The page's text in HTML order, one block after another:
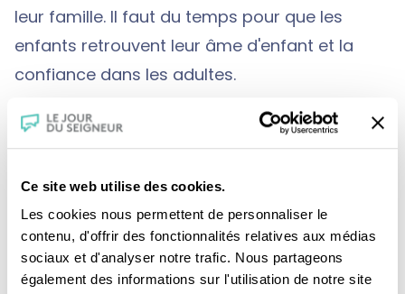
Ce site web utilise des cookies.
Les cookies nous permettent de personnaliser le
contenu, d'offrir des fonctionnalités relatives aux médias
sociaux et d'analyser notre trafic. Nous partageons
également des informations sur l'utilisation de notre site
leur famille. Il faut du temps pour que les
enfants retrouvent leur âme d'enfant et la
confiance dans les adultes.
Charles assiste à une scène déchirante où
sépare et le confie à la fondation. Il comprend
alors tout le sens de l'engagement aux MEP :
être en action, utile, s'abandonner au service